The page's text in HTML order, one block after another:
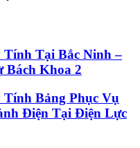
Tại Bắc Ninh –
Bách Khoa 2
Bảng Phục Vụ
Điện Tại Điện Lực